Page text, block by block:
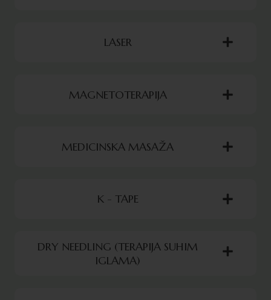
LASER
MAGNETOTERAPIJA
MEDICINSKA MASAŽA
K - TAPE
DRY NEEDLING (TERAPIJA SUHIM
IGLAMA)